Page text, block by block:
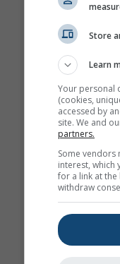
Store
Learn
Your personal
(cookies,
accessed by
site. We and
partners.
Some
interest, which
for a link at
withdraw